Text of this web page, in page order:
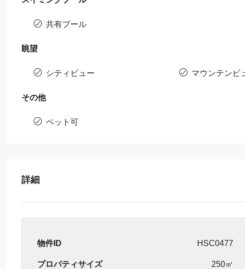
共有プール
眺望
シティビュー マウンテンビ
その他
ペット可
詳細
物件ID HSC0477
プロパティサイズ 250㎡